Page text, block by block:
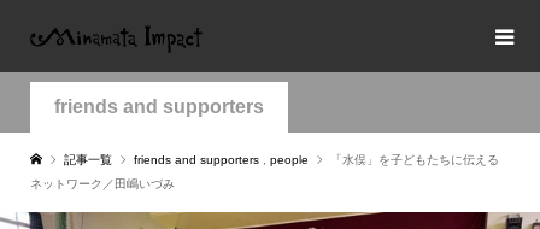
friends and supporters
記事一覧 friends and supporters people
「水俣」を子どもたちに伝える
ネットワーク／田嶋いづみ